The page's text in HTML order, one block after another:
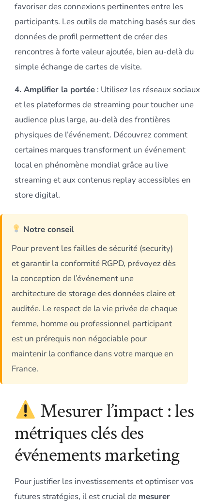
favoriser des connexions pertinentes entre les
participants. Les outils de matching basés sur des
données de profil permettent de créer des
rencontres à forte valeur ajoutée, bien au-delà du
simple échange de cartes de visite.
4. Amplifier la portée: Utilisez les réseaux sociaux
et les plateformes de streaming pour toucher une
audience plus large, au-delà des frontières
physiques de l’événement. Découvrez comment
certaines marques transforment un événement
local en phénomène mondial grâce au live
streaming et aux contenus replay accessibles en
store digital.
Notre conseil
Pour prevent les failles de sécurité (security)
et garantir la conformité RGPD, prévoyez dès
la conception de l’événement une
architecture de storage des données claire et
auditée. Le respect de la vie privée de chaque
femme, homme ou professionnel participant
est un prérequis non négociable pour
maintenir la confiance dans votre marque en
France.
Mesurer l’impact : les
métriques clés des
événements marketing
Pour justifier les investissements et optimiser vos
futures stratégies, il est crucial de mesurer